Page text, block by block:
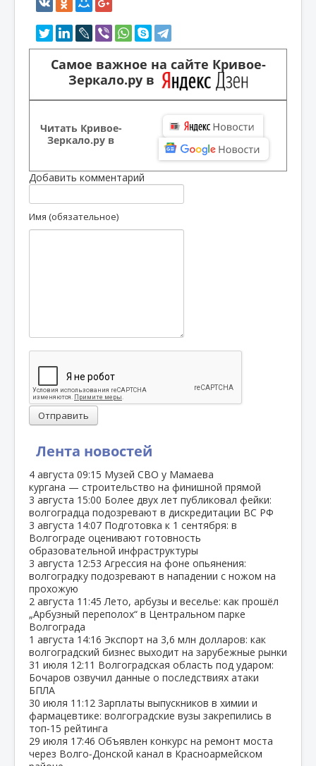
Лента новостей
4 августа 09:15 Музей СВО у Мамаева
кургана — строительство на финишной прямой
3 августа 15:00 Более двух лет публиковал фейки:
волгоградца подозревают в дискредитации ВС РФ
3 августа 14:07 Подготовка к 1 сентября: в
Волгограде оценивают готовность
образовательной инфраструктуры
3 августа 12:53 Агрессия на фоне опьянения:
волгоградку подозревают в нападении с ножом на
прохожую
2 августа 11:45 Лето, арбузы и веселье: как прошёл
„Арбузный переполох“ в Центральном парке
Волгограда
1 августа 14:16 Экспорт на 3,6 млн долларов: как
волгоградский бизнес выходит на зарубежные рынки
31 июля 12:11 Волгоградская область под ударом:
Бочаров озвучил данные о последствиях атаки
БПЛА
30 июля 11:12 Зарплаты выпускников в химии и
фармацевтике: волгоградские вузы закрепились в
топ‑15 рейтинга
29 июля 17:46 Объявлен конкурс на ремонт моста
через Волго‑Донской канал в Красноармейском
Самое важное на сайте Кривое-
Зеркало.ру в
Читать Кривое-
Зеркало.ру в
Добавить комментарий
Имя (обязательное)
Отправить